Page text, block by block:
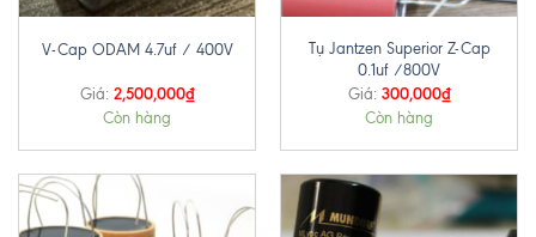
V-Cap ODAM 4.7uf / 400V
Giá: 2,500,000₫
Còn hàng
Tụ Jantzen Superior Z-Cap
0.1uf /800V
Giá: 300,000₫
Còn hàng